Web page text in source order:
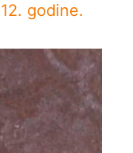
godine.